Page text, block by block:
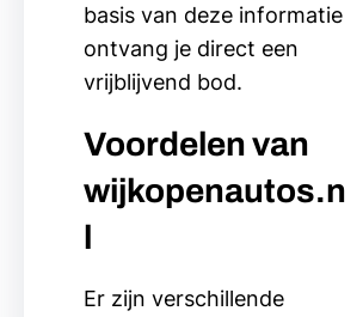
basis van deze informatie
ontvang je direct een
vrijblijvend bod.
Voordelen van
wijkopenautos.n
l
Er zijn verschillende